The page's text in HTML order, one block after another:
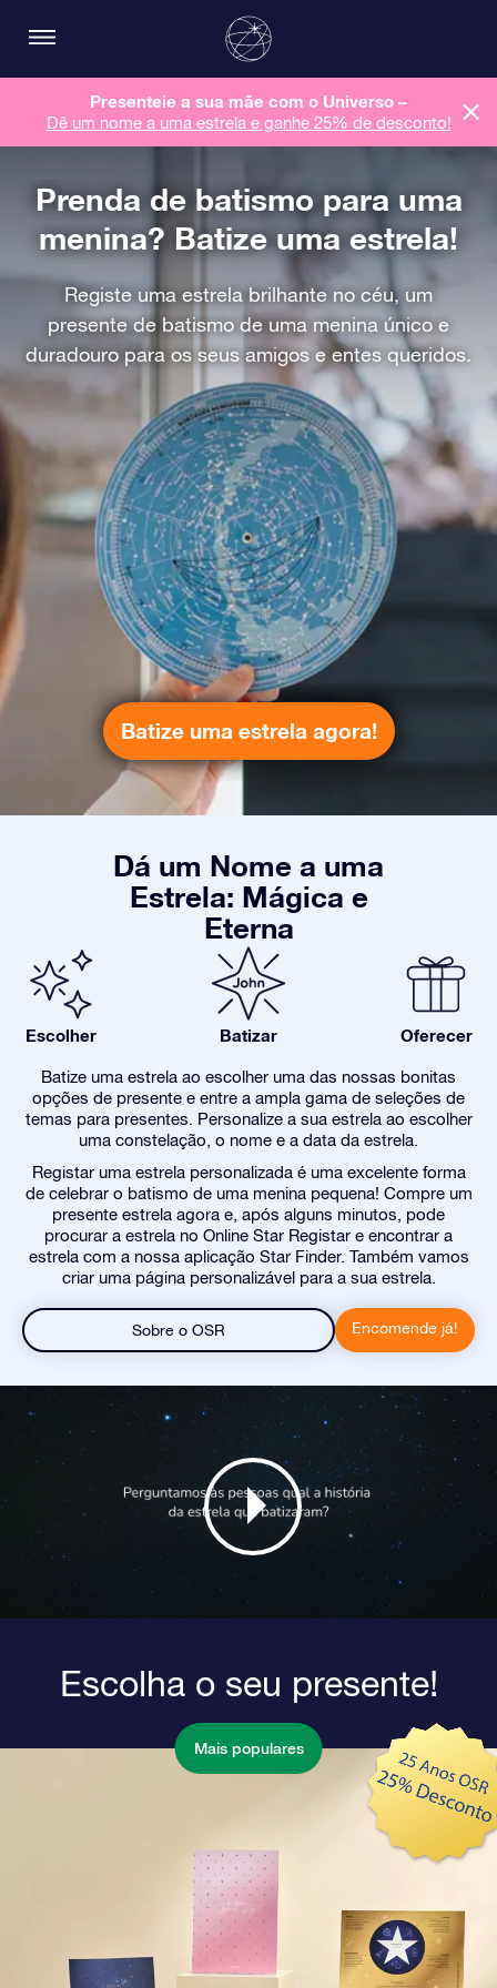
Presenteie a sua mãe com o Universo –
Dê um nome a uma estrela e ganhe 25% de desconto!
Prenda de batismo para uma
menina? Batize uma estrela!
Registe uma estrela brilhante no céu, um
presente de batismo de uma menina único e
duradouro para os seus amigos e entes queridos.
Batize uma estrela agora!
Dá um Nome a uma
Estrela: Mágica e
Eterna
Escolher Batizar Oferecer
Batize uma estrela ao escolher uma das nossas bonitas
opções de presente e entre a ampla gama de seleções de
temas para presentes. Personalize a sua estrela ao escolher
uma constelação, o nome e a data da estrela.
Registar uma estrela personalizada é uma excelente forma
de celebrar o batismo de uma menina pequena! Compre um
presente estrela agora e, após alguns minutos, pode
procurar a estrela no Online Star Registar e encontrar a
estrela com a nossa aplicação Star Finder. Também vamos
criar uma página personalizável para a sua estrela.
Sobre o OSR Encomende já!
Escolha o seu presente!
Mais populares